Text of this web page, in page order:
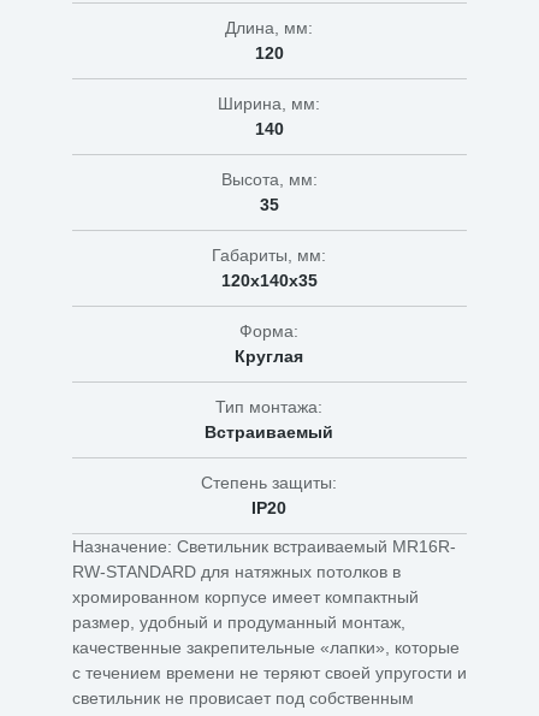
Длина, мм:
120
Ширина, мм:
140
Высота, мм:
35
Габариты, мм:
120x140x35
Форма:
Круглая
Тип монтажа:
Встраиваемый
Степень защиты:
IP20
Назначение: Светильник встраиваемый MR16R-
RW-STANDARD для натяжных потолков в
хромированном корпусе имеет компактный
размер, удобный и продуманный монтаж,
качественные закрепительные «лапки», которые
с течением времени не теряют своей упругости и
светильник не провисает под собственным